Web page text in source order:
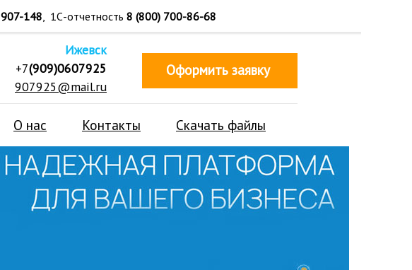
907-148, 1С-отчетность 8 (800) 700-86-68
Ижевск
+7(909)0607925
907925@mail.ru
Оформить заявку
О нас Контакты Скачать файлы